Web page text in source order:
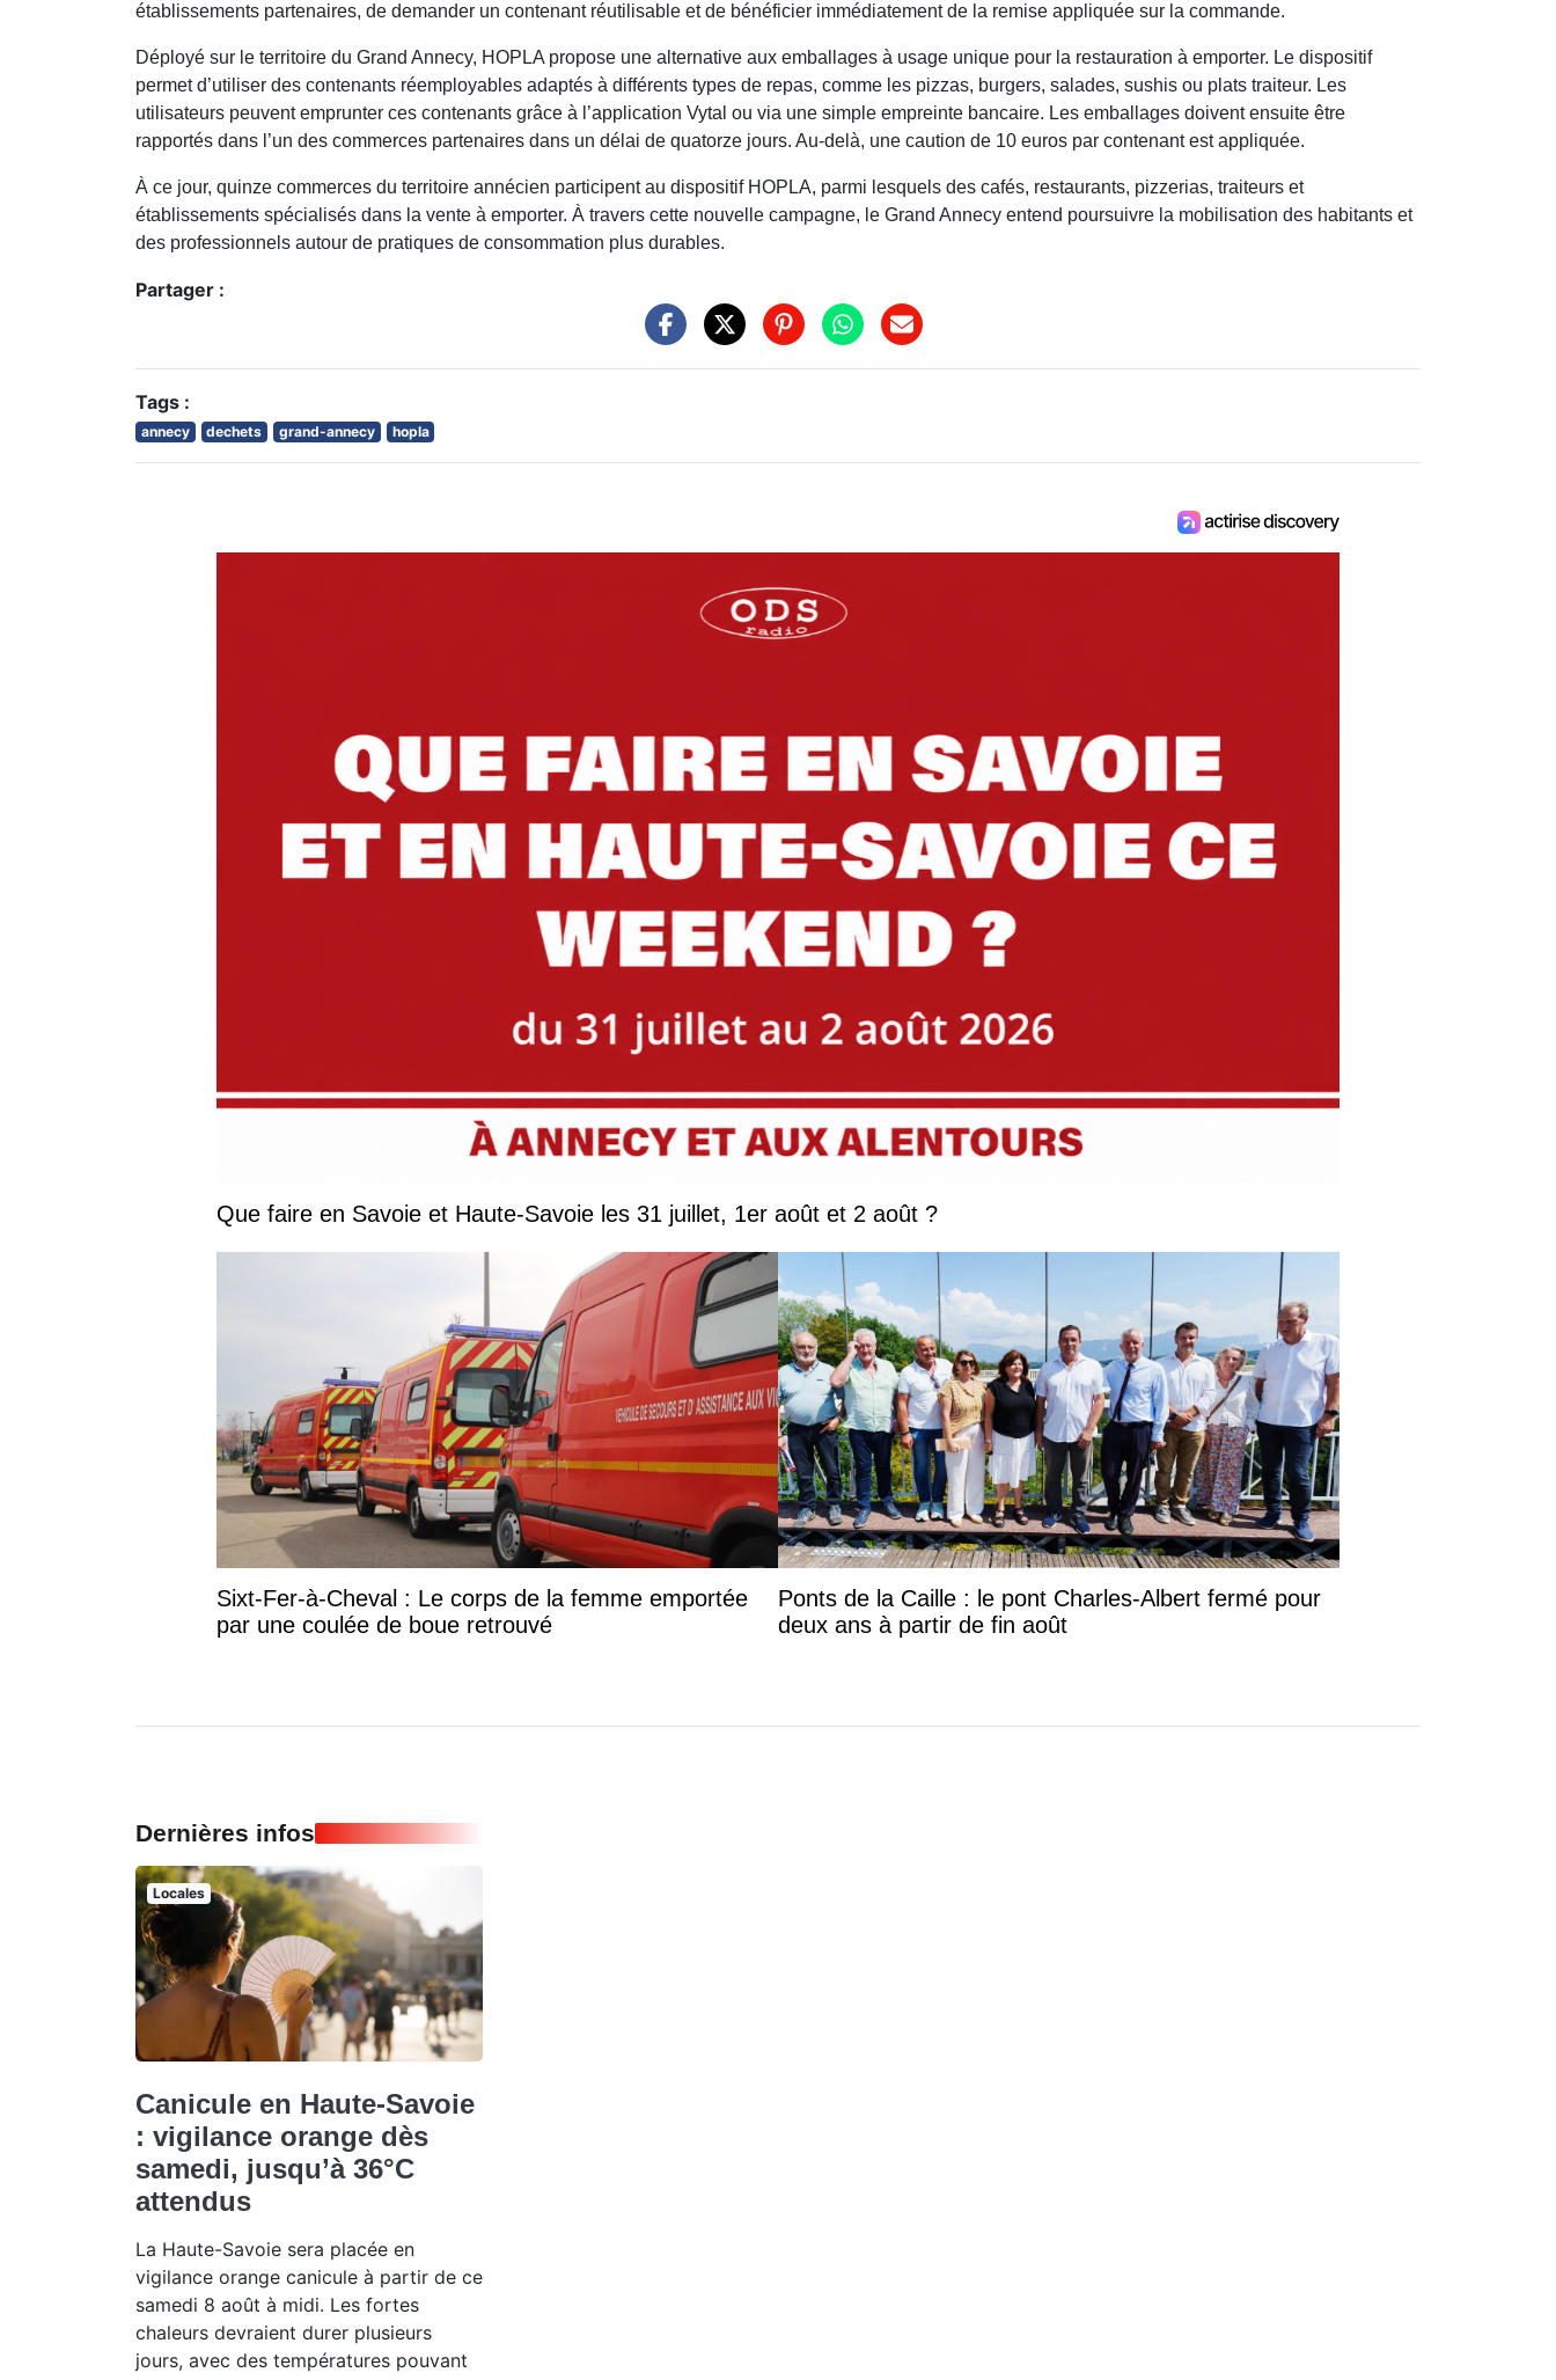
établissements partenaires, de demander un contenant réutilisable et de bénéficier immédiatement de la remise appliquée sur la commande.
Déployé sur le territoire du Grand Annecy, HOPLA propose une alternative aux emballages à usage unique pour la restauration à emporter. Le dispositif
permet d’utiliser des contenants réemployables adaptés à différents types de repas, comme les pizzas, burgers, salades, sushis ou plats traiteur. Les
utilisateurs peuvent emprunter ces contenants grâce à l’application Vytal ou via une simple empreinte bancaire. Les emballages doivent ensuite être
rapportés dans l’un des commerces partenaires dans un délai de quatorze jours. Au-delà, une caution de 10 euros par contenant est appliquée.
À ce jour, quinze commerces du territoire annécien participent au dispositif HOPLA, parmi lesquels des cafés, restaurants, pizzerias, traiteurs et
établissements spécialisés dans la vente à emporter. À travers cette nouvelle campagne, le Grand Annecy entend poursuivre la mobilisation des habitants et
des professionnels autour de pratiques de consommation plus durables.
Partager :
Tags :
annecy dechets grand-annecy hopla
Que faire en Savoie et Haute-Savoie les 31 juillet, 1er août et 2 août ?
Sixt-Fer-à-Cheval : Le corps de la femme emportée
par une coulée de boue retrouvé
Ponts de la Caille : le pont Charles-Albert fermé pour
deux ans à partir de fin août
Dernières infos
Locales
Canicule en Haute-Savoie
: vigilance orange dès
samedi, jusqu’à 36°C
attendus
La Haute-Savoie sera placée en
vigilance orange canicule à partir de ce
samedi 8 août à midi. Les fortes
chaleurs devraient durer plusieurs
jours, avec des températures pouvant